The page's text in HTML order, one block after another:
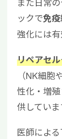
ックで免
強化には有
リペアセ
（NK細
性化・増
供していま
医師によ